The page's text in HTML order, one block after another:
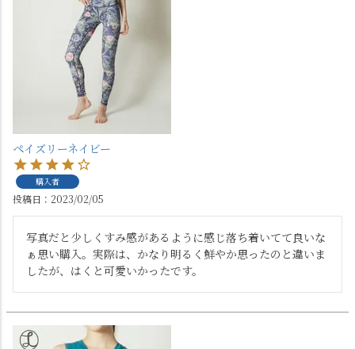
ペイズリーネイビー
購入者
投稿日 2023/02/05
写真だと少しくすみ感があるように感じ落ち着いてて良いな
ぁ思い購入。実際は、かなり明るく鮮やか思ったのと違いま
したが、はくと可愛いかったです。